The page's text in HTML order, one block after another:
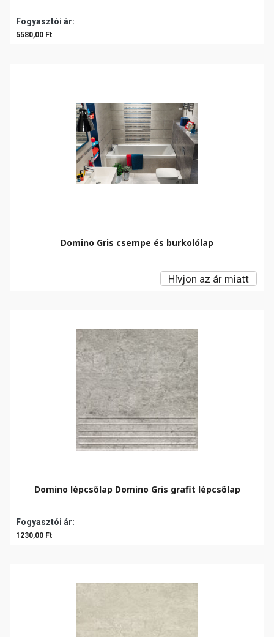
Fogyasztói ár:
5580,00 Ft
Domino Gris csempe és burkolólap
Hívjon az ár miatt
Domino lépcsőlap Domino Gris grafit lépcsőlap
Fogyasztói ár:
1230,00 Ft